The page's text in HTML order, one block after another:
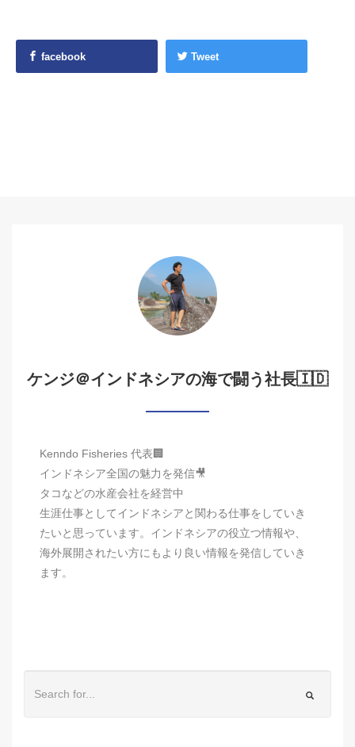
facebook Tweet
ケンジ＠インドネシアの海で闘う社長🇮🇩
Kenndo Fisheries 代表🏢
インドネシア全国の魅力を発信🎥
タコなどの水産会社を経営中
生涯仕事としてインドネシアと関わる仕事をしていき
たいと思っています。インドネシアの役立つ情報や、
海外展開されたい方にもより良い情報を発信していき
ます。